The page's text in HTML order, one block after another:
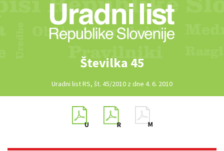
Številka 45
Uradni list RS, št. 45/2010 z dne 4. 6. 2010